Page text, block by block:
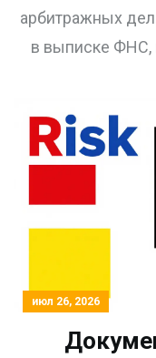
арбитражных
в выписке ФНС,
июл 26, 2026